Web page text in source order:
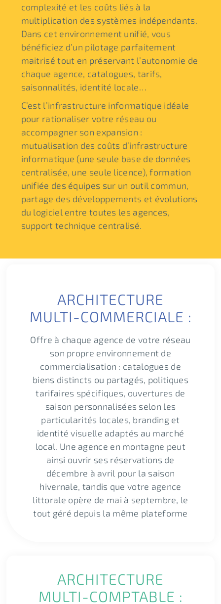
complexité et les coûts liés à la
multiplication des systèmes indépendants.
Dans cet environnement unifié, vous
bénéficiez d’un pilotage parfaitement
maitrisé tout en préservant l’autonomie de
chaque agence, catalogues, tarifs,
saisonnalités, identité locale…
C’est l’infrastructure informatique idéale
pour rationaliser votre réseau ou
accompagner son expansion :
mutualisation des coûts d’infrastructure
informatique (une seule base de données
centralisée, une seule licence), formation
unifiée des équipes sur un outil commun,
partage des développements et évolutions
du logiciel entre toutes les agences,
support technique centralisé.
ARCHITECTURE
MULTI-COMMERCIALE :
Offre à chaque agence de votre réseau
son propre environnement de
commercialisation : catalogues de
biens distincts ou partagés, politiques
tarifaires spécifiques, ouvertures de
saison personnalisées selon les
particularités locales, branding et
identité visuelle adaptés au marché
local. Une agence en montagne peut
ainsi ouvrir ses réservations de
décembre à avril pour la saison
hivernale, tandis que votre agence
littorale opère de mai à septembre, le
tout géré depuis la même plateforme
ARCHITECTURE
MULTI-COMPTABLE :